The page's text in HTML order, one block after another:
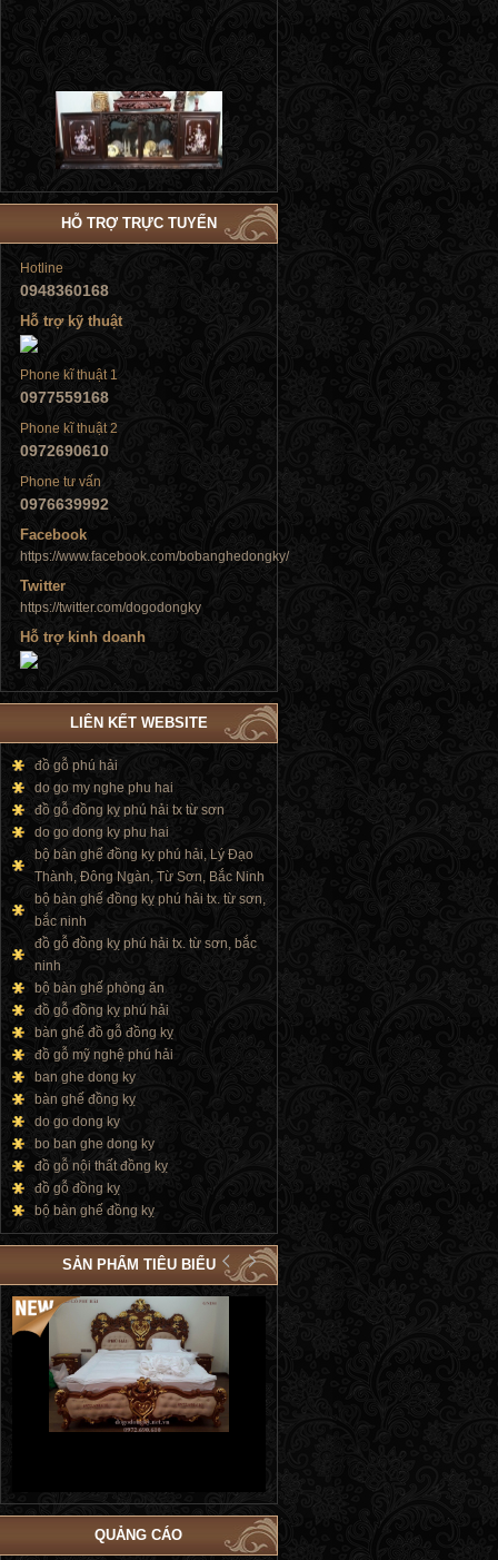
Tủ đứng
Tủ đứng
Tủ đứng
HỖ TRỢ TRỰC TUYẾN
Hotline
0948360168
Hỗ trợ kỹ thuật
Phone kĩ thuật 1
0977559168
Phone kĩ thuật 2
0972690610
Phone tư vấn
0976639992
Facebook
https://www.facebook.com/bobanghedongky/
Twitter
https://twitter.com/dogodongky
Hỗ trợ kinh doanh
LIÊN KẾT WEBSITE
đồ gỗ phú hải
do go my nghe phu hai
đồ gỗ đồng kỵ phú hải tx từ sơn
do go dong ky phu hai
bộ bàn ghế đồng kỵ phú hải, Lý Đạo
Thành, Đông Ngàn, Từ Sơn, Bắc Ninh
bộ bàn ghế đồng kỵ phú hải tx. từ sơn,
bắc ninh
đồ gỗ đồng kỵ phú hải tx. từ sơn, bắc
ninh
bộ bàn ghế phòng ăn
đồ gỗ đồng kỵ phú hải
bàn ghế đồ gỗ đồng kỵ
đồ gỗ mỹ nghệ phú hải
ban ghe dong ky
bàn ghế đồng kỵ
do go dong ky
bo ban ghe dong ky
đồ gỗ nội thất đồng kỵ
đồ gỗ đồng kỵ
bộ bàn ghế đồng kỵ
SẢN PHẨM TIÊU BIỂU
Bộ Giường Ngủ Tủ Áo Phòng Cưới Đẹp
Giường Ngủ Victoria Tân Cổ
QUẢNG CÁO